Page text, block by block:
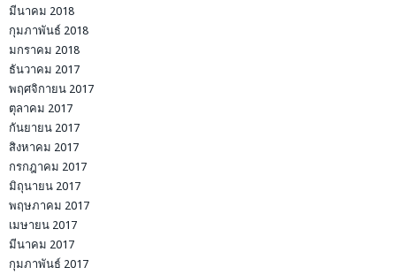
มีนาคม 2018
กุมภาพันธ์ 2018
มกราคม 2018
ธันวาคม 2017
พฤศจิกายน 2017
ตุลาคม 2017
กันยายน 2017
สิงหาคม 2017
กรกฎาคม 2017
มิถุนายน 2017
พฤษภาคม 2017
เมษายน 2017
มีนาคม 2017
กุมภาพันธ์ 2017